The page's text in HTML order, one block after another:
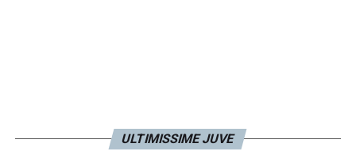
ULTIMISSIME JUVE